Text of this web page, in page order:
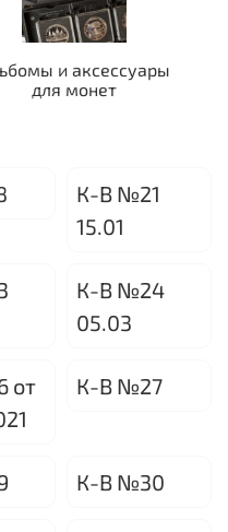
и аксессуары
для монет
К-В №21
15.01
К-В №24
05.03
от
К-В №27
К-В №30